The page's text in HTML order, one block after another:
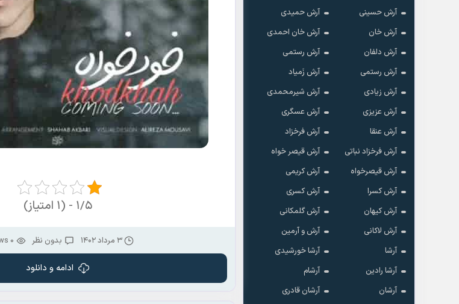
آرش حسینی
آرش حمیدی
آرش خان
آرش خان احمدی
آرش دلفان
آرش رستمى
آرش رستمی
آرش زَمیاد
آرش زیادی
آرش شیرمحمدی
آرش عزیزی
آرش عسگری
آرش عنقا
آرش فرخزاد
آرش فرخزاد نباتی
آرش قیصر خواه
آرش قیصرخواه
آرش کریمی
آرش کسرا
آرش کسری
آرش کیهان
آرش گلمکانی
آرش لاکانی
آرش و آرمین
آرشا
آرشا خورشیدی
آرشا رادین
آرشام
آرشان
آرشان قادری
۱/۵ - (۱ امتیاز)
۳ مرداد ۱۴۰۲ بدون نظر 0 views
ادامه و دانلود